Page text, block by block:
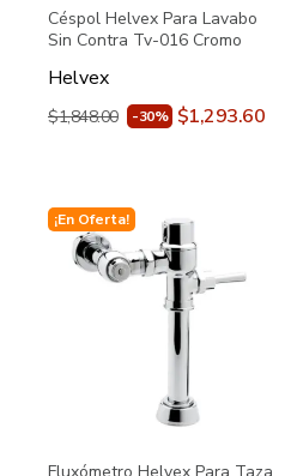
Céspol Helvex Para Lavabo
Sin Contra Tv-016 Cromo
Helvex
$1,848.00 -30% $1,293.60
¡En Oferta!